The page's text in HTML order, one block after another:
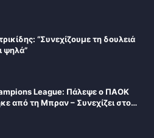
“Συνεχίζουμε τη δουλειά
ψηλά”
League: Πάλεψε ο ΠΑΟΚ
από τη Μπραν – Συνεχίζει στο…